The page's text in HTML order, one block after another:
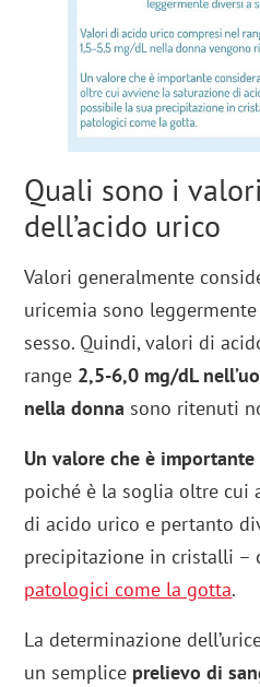
Quali sono i
dell’acido urico
Valori generalmente
uricemia sono
sesso. Quindi, valori di
range 2,5-6,0 mg/dL
nella donna sono ritenuti
Un valore che è
poiché è la soglia oltre cui
di acido urico e pertanto
precipitazione in cristalli –
patologici come la gotta.
La determinazione
un semplice prelievo di